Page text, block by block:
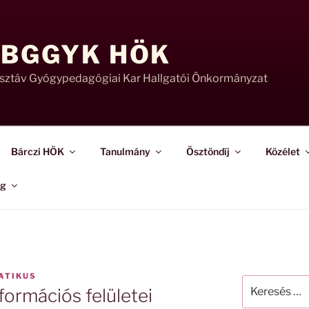
HÖK
Gyógypedagógiai Kar Hallgatói Önkormányzat
Bárczi HÖK Tanulmány Ösztöndíj Közélet
felületei